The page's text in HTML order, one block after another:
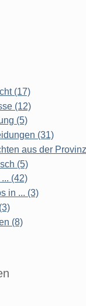
(17)
(12)
(5)
(31)
aus der
(5)
(42)
in ... (3)
(8)